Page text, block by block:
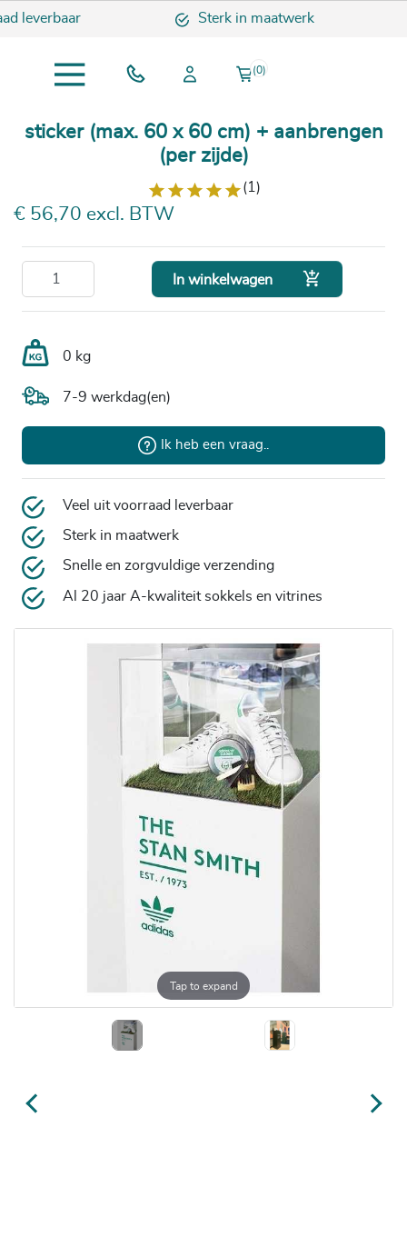
leverbaar Sterk in maatwerk
(0)
Tap to expand
sticker (max. 60 x 60 cm) + aanbrengen
(per zijde)
(1)
€ 56,70 excl. BTW
In winkelwagen 
0 kg
7-9 werkdag(en)
Ik heb een vraag..
Veel uit voorraad leverbaar
Sterk in maatwerk
Snelle en zorgvuldige verzending
Al 20 jaar A-kwaliteit sokkels en vitrines